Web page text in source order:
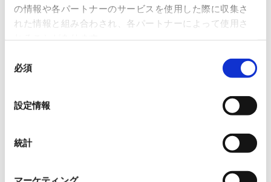
の情報や各パートナーのサービスを使用した際に収集さ
れた情報と組み合わされ、各パートナーによって使用さ
必須
設定情報
統計
消耗品不要！包装フィルムへの印字の